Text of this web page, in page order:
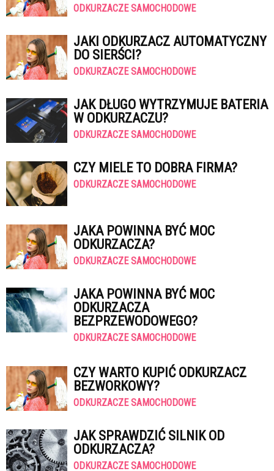
ODKURZACZE SAMOCHODOWE
JAKI ODKURZACZ AUTOMATYCZNY
DO SIERŚCI?
ODKURZACZE SAMOCHODOWE
JAK DŁUGO WYTRZYMUJE BATERIA
W ODKURZACZU?
ODKURZACZE SAMOCHODOWE
CZY MIELE TO DOBRA FIRMA?
ODKURZACZE SAMOCHODOWE
JAKA POWINNA BYĆ MOC
ODKURZACZA?
ODKURZACZE SAMOCHODOWE
JAKA POWINNA BYĆ MOC
ODKURZACZA
BEZPRZEWODOWEGO?
ODKURZACZE SAMOCHODOWE
CZY WARTO KUPIĆ ODKURZACZ
BEZWORKOWY?
ODKURZACZE SAMOCHODOWE
JAK SPRAWDZIĆ SILNIK OD
ODKURZACZA?
ODKURZACZE SAMOCHODOWE